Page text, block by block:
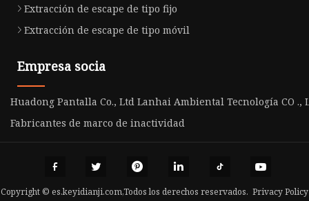
Extracción de escape de tipo fijo
Extracción de escape de tipo móvil
Empresa socia
Huadong Pantalla Co., Ltd Lanhai Ambiental Tecnología CO .,
Fabricantes de marco de inactividad
Copyright © es.keyidianji.com,Todos los derechos reservados. Privacy Policy